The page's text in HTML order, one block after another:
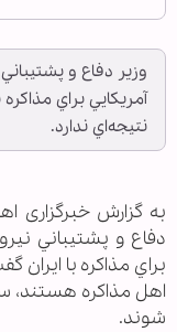
وزير دفاع و
آمريکايي براي
نتيجه‌اي ندارد.
به گزارش خبرگزاری
دفاع و پشتيباني
براي مذاکره با ايران
اهل مذاکره هستند،
شوند.